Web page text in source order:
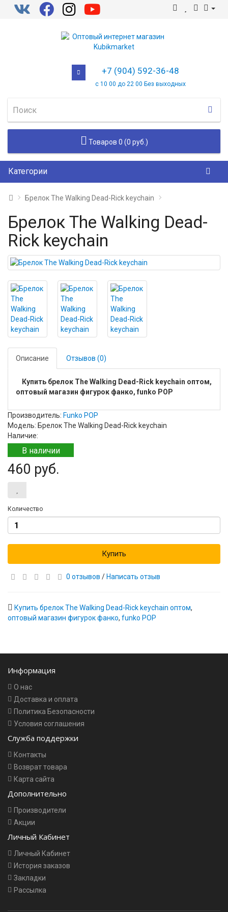
+7 (904) 592-36-48
с 10 00 до 22 00 Без выходных
Товаров 0 (0 руб.)
Категории
Брелок The Walking Dead-Rick keychain
Брелок The Walking Dead-
Rick keychain
Описание Отзывов (0)
Купить брелок The Walking Dead-Rick keychain оптом,
оптовый магазин фигурок фанко, funko POP
Производитель: Funko POP
Модель: Брелок The Walking Dead-Rick keychain
Наличие:
В наличии
460 руб.
Количество
Купить
0 отзывов / Написать отзыв
Купить брелок The Walking Dead-Rick keychain оптом,
оптовый магазин фигурок фанко, funko POP
Информация
О нас
Доставка и оплата
Политика Безопасности
Условия соглашения
Служба поддержки
Контакты
Возврат товара
Карта сайта
Дополнительно
Производители
Акции
Личный Кабинет
Личный Кабинет
История заказов
Закладки
Рассылка